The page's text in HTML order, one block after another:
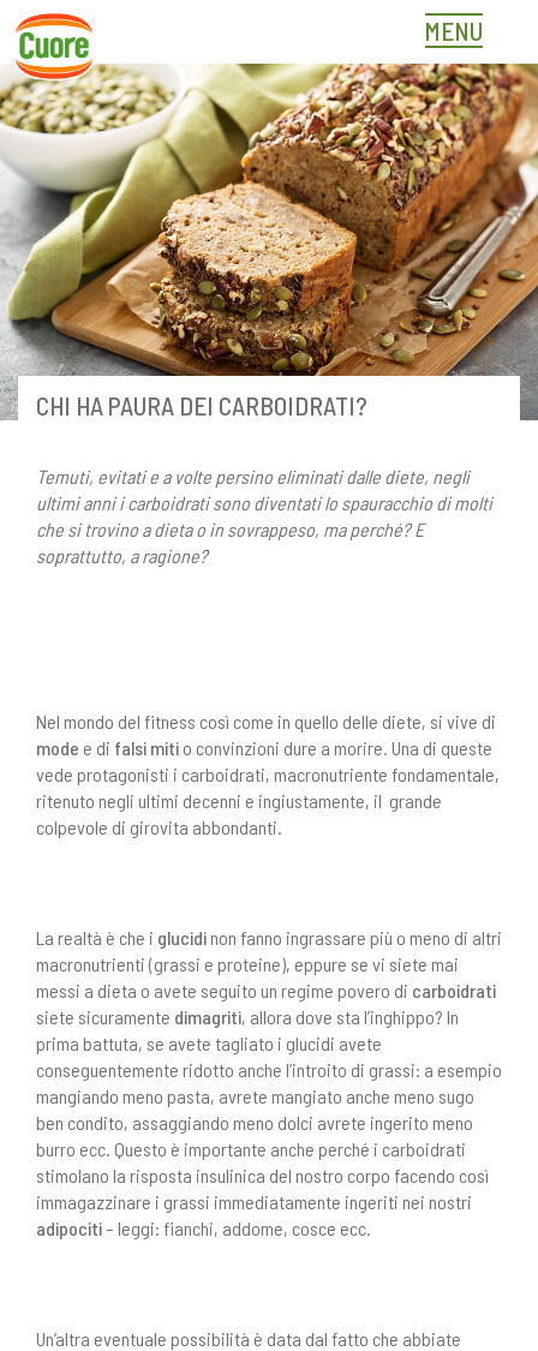
Skip
content
MENU
CHI HA PAURA DEI CARBOIDRATI?
Temuti, evitati e a volte persino eliminati dalle diete, negli
ultimi anni i carboidrati sono diventati lo spauracchio di molti
che si trovino a dieta o in sovrappeso, ma perché? E
soprattutto, a ragione?
Nel mondo del fitness così come in quello delle diete, si vive di
mode e di falsi miti o convinzioni dure a morire. Una di queste
vede protagonisti i carboidrati, macronutriente fondamentale,
ritenuto negli ultimi decenni e ingiustamente, il grande
colpevole di girovita abbondanti.
La realtà è che i glucidi non fanno ingrassare più o meno di altri
macronutrienti (grassi e proteine), eppure se vi siete mai
messi a dieta o avete seguito un regime povero di carboidrati
siete sicuramente dimagriti, allora dove sta l’inghippo? In
prima battuta, se avete tagliato i glucidi avete
conseguentemente ridotto anche l’introito di grassi: a esempio
mangiando meno pasta, avrete mangiato anche meno sugo
ben condito, assaggiando meno dolci avrete ingerito meno
burro ecc. Questo è importante anche perché i carboidrati
stimolano la risposta insulinica del nostro corpo facendo così
immagazzinare i grassi immediatamente ingeriti nei nostri
adipociti– leggi: fianchi, addome, cosce ecc.
Un’altra eventuale possibilità è data dal fatto che abbiate